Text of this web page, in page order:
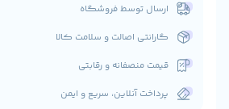
توسط فروشگاه
اصالت و سلامت کالا
منصفانه و رقابتی
آنلاین، سریع و ایمن